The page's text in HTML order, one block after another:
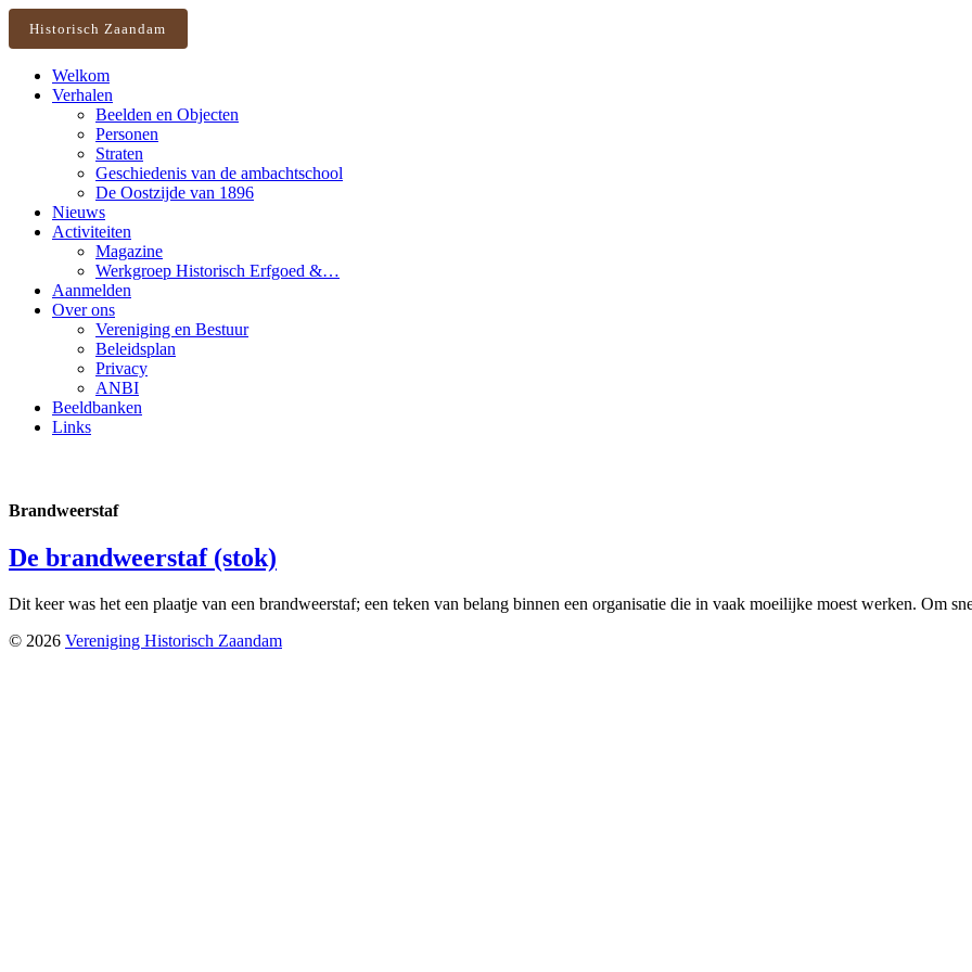
Historisch Zaandam
Welkom
Verhalen
Beelden en Objecten
Personen
Straten
Geschiedenis van de ambachtschool
De Oostzijde van 1896
Nieuws
Activiteiten
Magazine
Werkgroep Historisch Erfgoed &…
Aanmelden
Over ons
Vereniging en Bestuur
Beleidsplan
Privacy
ANBI
Beeldbanken
Links
Brandweerstaf
De brandweerstaf (stok)
Dit keer was het een plaatje van een brandweerstaf; een teken van belang binnen een organisatie die in vaak moeilijke moest werken. Om
© 2026 Vereniging Historisch Zaandam